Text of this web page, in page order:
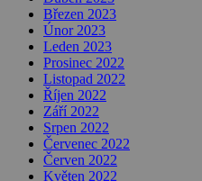
Březen 2023
Únor 2023
Leden 2023
Prosinec 2022
Listopad 2022
Říjen 2022
Září 2022
Srpen 2022
Červenec 2022
Červen 2022
Květen 2022